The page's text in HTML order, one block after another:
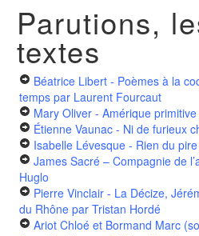
Parutions,
textes
Béatrice Libert - Poèmes à la
temps par Laurent Fourcaut
Mary Oliver - Amérique primitive
Étienne Vaunac - Ni de furieux
Isabelle Lévesque - Rien du pire
James Sacré – Compagnie de
Huglo
Pierre Vinclair - La Décize,
du Rhône par Tristan Hordé
Ariot Chloé et Bormand Marc